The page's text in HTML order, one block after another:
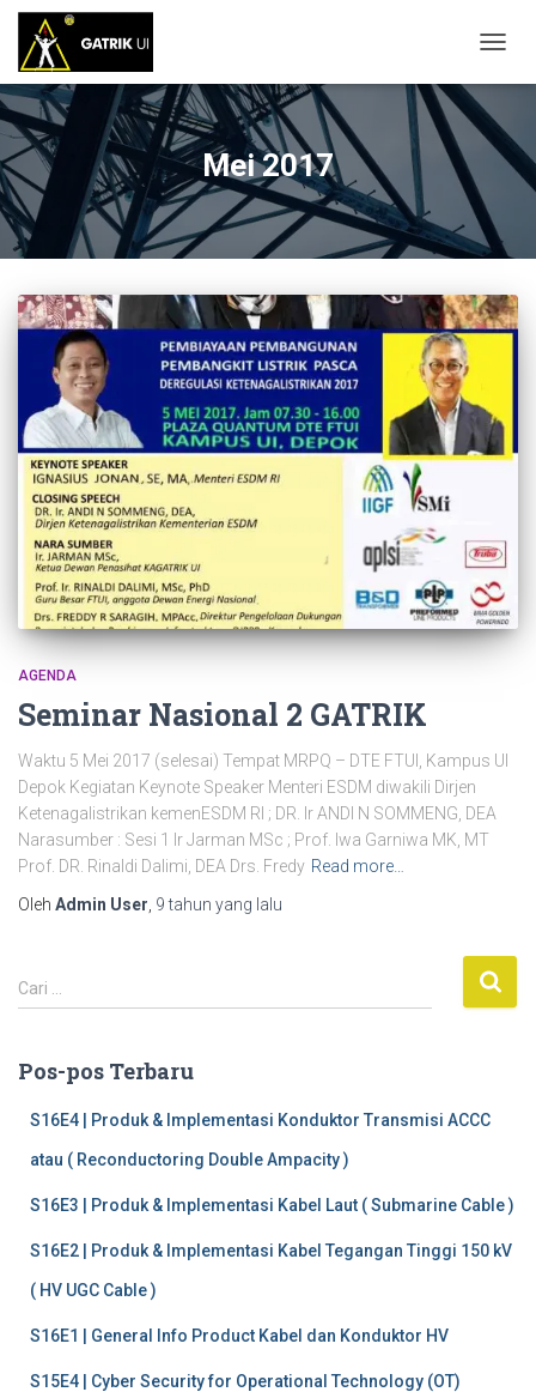
Mei 2017
AGENDA
Seminar Nasional 2 GATRIK
Waktu 5 Mei 2017 (selesai) Tempat MRPQ – DTE FTUI, Kampus UI
Depok Kegiatan Keynote Speaker Menteri ESDM diwakili Dirjen
Ketenagalistrikan kemenESDM RI ; DR. Ir ANDI N SOMMENG, DEA
Narasumber : Sesi 1 Ir Jarman MSc ; Prof. Iwa Garniwa MK, MT
Prof. DR. Rinaldi Dalimi, DEA Drs. Fredy Read more…
Oleh Admin User 9 tahun yang lalu
C
a
u
Cari …
Pos-pos Terbaru
S16E4 | Produk & Implementasi Konduktor Transmisi ACCC
atau ( Reconductoring Double Ampacity )
S16E3 | Produk & Implementasi Kabel Laut ( Submarine Cable )
S16E2 | Produk & Implementasi Kabel Tegangan Tinggi 150 kV
( HV UGC Cable )
S16E1 | General Info Product Kabel dan Konduktor HV
S15E4 | Cyber Security for Operational Technology (OT)